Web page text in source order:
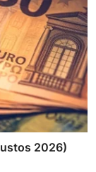
2026)